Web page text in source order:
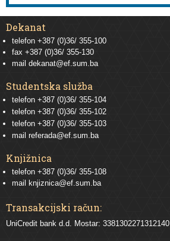
Dekanat
telefon +387 (0)36/ 355-100
fax +387 (0)36/ 355-130
mail dekanat@ef.sum.ba
Studentska služba
telefon +387 (0)36/ 355-104
telefon +387 (0)36/ 355-102
telefon +387 (0)36/ 355-103
mail referada@ef.sum.ba
Knjižnica
telefon +387 (0)36/ 355-108
mail
knjiznica@ef.sum.ba
Transakcijski račun:
UniCredit bank d.d. Mostar: 3381302271312140